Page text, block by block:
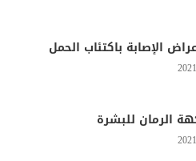
الإصابة باكتئاب الحمل
الرمان للبشرة